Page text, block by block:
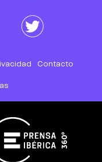
Contacto